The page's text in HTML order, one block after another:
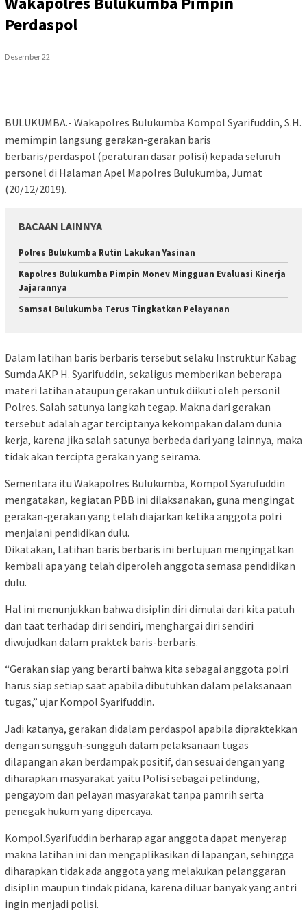
Perdaspol
- -
Desember 22
BULUKUMBA.- Wakapolres Bulukumba Kompol Syarifuddin, S.H.
memimpin langsung gerakan-gerakan baris
berbaris/perdaspol (peraturan dasar polisi) kepada seluruh
personel di Halaman Apel Mapolres Bulukumba, Jumat
(20/12/2019).
BACAAN LAINNYA
Polres Bulukumba Rutin Lakukan Yasinan
Kapolres Bulukumba Pimpin Monev Mingguan Evaluasi Kinerja
Jajarannya
Samsat Bulukumba Terus Tingkatkan Pelayanan
Dalam latihan baris berbaris tersebut selaku Instruktur Kabag
Sumda AKP H. Syarifuddin, sekaligus memberikan beberapa
materi latihan ataupun gerakan untuk diikuti oleh personil
Polres. Salah satunya langkah tegap. Makna dari gerakan
tersebut adalah agar terciptanya kekompakan dalam dunia
kerja, karena jika salah satunya berbeda dari yang lainnya, maka
tidak akan tercipta gerakan yang seirama.
Sementara itu Wakapolres Bulukumba, Kompol Syarufuddin
mengatakan, kegiatan PBB ini dilaksanakan, guna mengingat
gerakan-gerakan yang telah diajarkan ketika anggota polri
menjalani pendidikan dulu.
Dikatakan, Latihan baris berbaris ini bertujuan mengingatkan
kembali apa yang telah diperoleh anggota semasa pendidikan
dulu.
Hal ini menunjukkan bahwa disiplin diri dimulai dari kita patuh
dan taat terhadap diri sendiri, menghargai diri sendiri
diwujudkan dalam praktek baris-berbaris.
“Gerakan siap yang berarti bahwa kita sebagai anggota polri
harus siap setiap saat apabila dibutuhkan dalam pelaksanaan
tugas,” ujar Kompol Syarifuddin.
Jadi katanya, gerakan didalam perdaspol apabila dipraktekkan
dengan sungguh-sungguh dalam pelaksanaan tugas
dilapangan akan berdampak positif, dan sesuai dengan yang
diharapkan masyarakat yaitu Polisi sebagai pelindung,
pengayom dan pelayan masyarakat tanpa pamrih serta
penegak hukum yang dipercaya.
Kompol.Syarifuddin berharap agar anggota dapat menyerap
makna latihan ini dan mengaplikasikan di lapangan, sehingga
diharapkan tidak ada anggota yang melakukan pelanggaran
disiplin maupun tindak pidana, karena diluar banyak yang antri
ingin menjadi polisi.